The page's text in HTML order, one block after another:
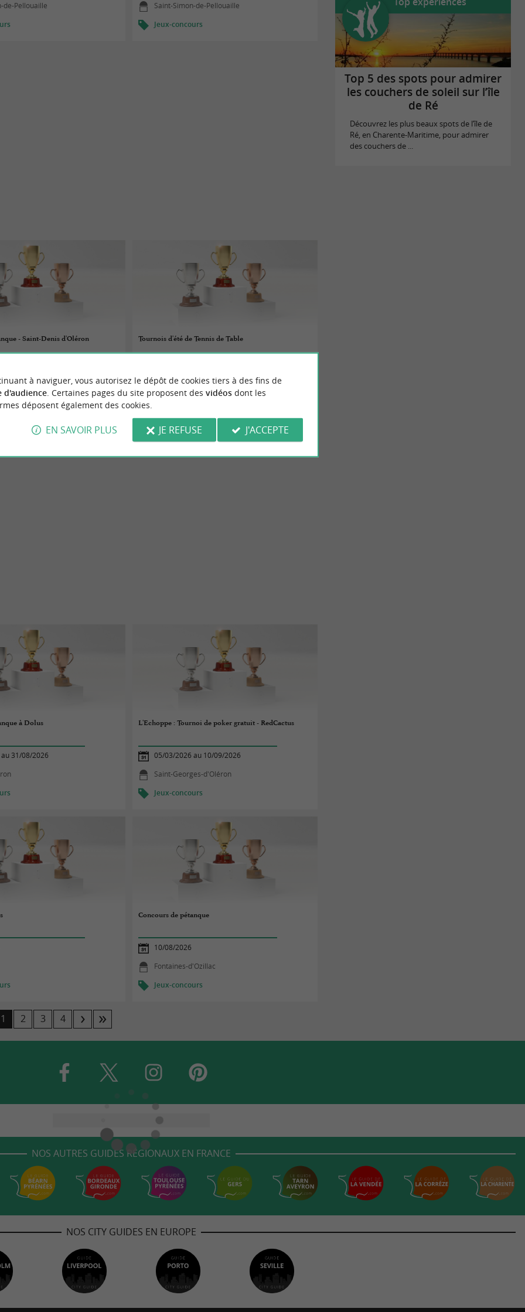
de-Pellouaille
Saint-Simon-de-Pellouaille
Jeux-concours
- Saint-Denis d'Oléron
d'Oléron
Tournois d'été de Tennis de Table
Cozes
à Dolus
31/08/2026
L'Echoppe : Tournoi de poker gratuit - RedCactus
05/03/2026 au 10/09/2026
Saint-Georges-d'Oléron
Jeux-concours
Concours de pétanque
10/08/2026
Fontaines-d'Ozillac
Jeux-concours
1 2 3 4
Top 5 des spots pour admirer
les couchers de soleil sur l’île
de Ré
Découvrez les plus beaux spots de l’île de
Ré, en Charente-Maritime, pour admirer
des couchers de ...
NOS AUTRES GUIDES RÉGIONAUX EN FRANCE
NOS CITY GUIDES EN EUROPE
à naviguer, vous autorisez le dépôt de cookies tiers à des fins de
d'audience. Certaines pages du site proposent des vidéosdont les
déposent également des cookies.
EN SAVOIR PLUS JE REFUSE J'ACCEPTE